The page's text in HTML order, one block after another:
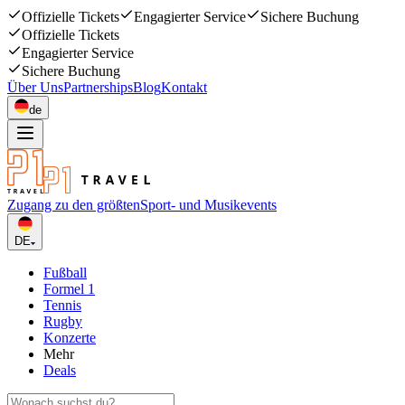
Offizielle Tickets Engagierter Service
Sichere Buchung
Offizielle Tickets
Engagierter Service
Sichere Buchung
Über UnsPartnershipsBlogKontakt
de
Zugang zu den größtenSport- und Musikevents
DE
Fußball
Formel 1
Tennis
Rugby
Konzerte
Mehr
Deals